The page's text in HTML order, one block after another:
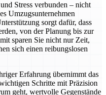
Stress verbunden – nicht
Umzugsunternehmen
sorgt dafür, dass
von der Planung bis zur
sparen Sie nicht nur Zeit,
sich einen reibungslosen
Erfahrung übernimmt das
Schritte mit Präzision
geht, wertvolle Gegenstände